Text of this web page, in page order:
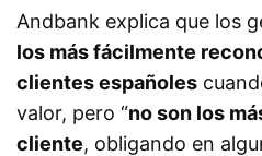
Andbank explica que los
los más fácilmente
clientes españoles
valor, pero “no son los
cliente, obligando en